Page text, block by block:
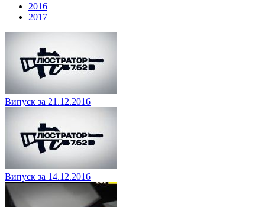
2016
2017
Випуск за 21.12.2016
Випуск за 14.12.2016